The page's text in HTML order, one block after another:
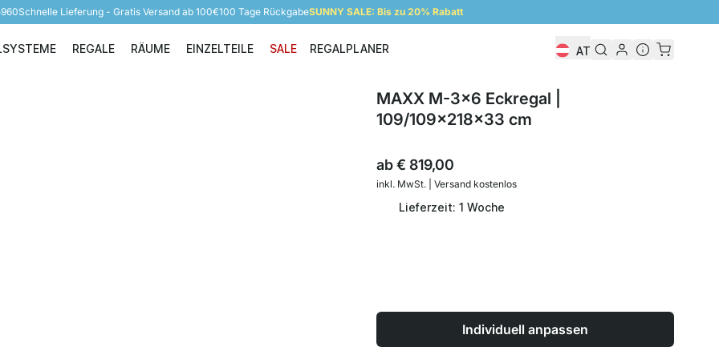
Schnelle Lieferung - Gratis Versand ab 100€100 Tage RückgabeSUNNY SALE: Bis zu 20% Rabatt
Regalsysteme
REGALE
Regale
RÄUME
Räume
EINZELTEILE
Einzelteile
SALE REGALPLANER AT
MAXX M-3x6 Eckregal |
109/109x218x33 cm
ab€ 819,00
inkl. MwSt. | Versand kostenlos
Lieferzeit: 1 Woche
Individuell anpassen